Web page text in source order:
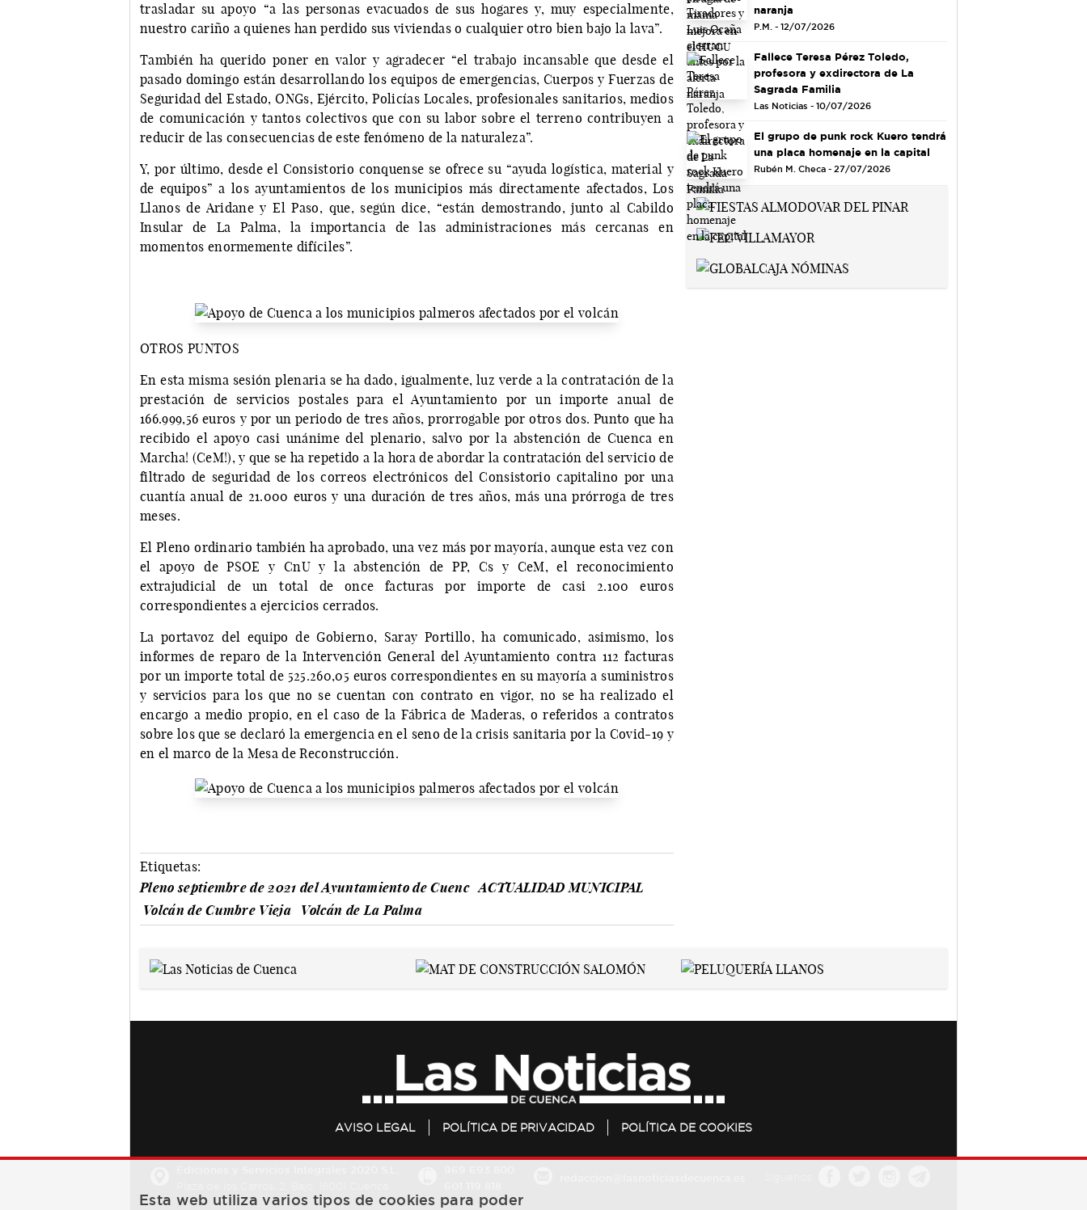
trasladar su apoyo “a las personas evacuados de sus hogares y, muy especialmente,
nuestro cariño a quienes han perdido sus viviendas o cualquier otro bien bajo la lava”.
También ha querido poner en valor y agradecer “el trabajo incansable que desde el
pasado domingo están desarrollando los equipos de emergencias, Cuerpos y Fuerzas de
Seguridad del Estado, ONGs, Ejército, Policías Locales, profesionales sanitarios, medios
de comunicación y tantos colectivos que con su labor sobre el terreno contribuyen a
reducir de las consecuencias de este fenómeno de la naturaleza”.
Y, por último, desde el Consistorio conquense se ofrece su “ayuda logística, material y
de equipos” a los ayuntamientos de los municipios más directamente afectados, Los
Llanos de Aridane y El Paso, que, según dice, “están demostrando, junto al Cabildo
Insular de La Palma, la importancia de las administraciones más cercanas en
momentos enormemente difíciles”.
OTROS PUNTOS
En esta misma sesión plenaria se ha dado, igualmente, luz verde a la contratación de la
prestación de servicios postales para el Ayuntamiento por un importe anual de
166.999,56 euros y por un periodo de tres años, prorrogable por otros dos. Punto que ha
recibido el apoyo casi unánime del plenario, salvo por la abstención de Cuenca en
Marcha! (CeM!), y que se ha repetido a la hora de abordar la contratación del servicio de
filtrado de seguridad de los correos electrónicos del Consistorio capitalino por una
cuantía anual de 21.000 euros y una duración de tres años, más una prórroga de tres
meses.
El Pleno ordinario también ha aprobado, una vez más por mayoría, aunque esta vez con
el apoyo de PSOE y CnU y la abstención de PP, Cs y CeM, el reconocimiento
extrajudicial de un total de once facturas por importe de casi 2.100 euros
correspondientes a ejercicios cerrados.
La portavoz del equipo de Gobierno, Saray Portillo, ha comunicado, asimismo, los
informes de reparo de la Intervención General del Ayuntamiento contra 112 facturas
por un importe total de 525.260,05 euros correspondientes en su mayoría a suministros
y servicios para los que no se cuentan con contrato en vigor, no se ha realizado el
encargo a medio propio, en el caso de la Fábrica de Maderas, o referidos a contratos
sobre los que se declaró la emergencia en el seno de la crisis sanitaria por la Covid-19 y
en el marco de la Mesa de Reconstrucción.
Etiquetas:
Pleno septiembre de 2021 del Ayuntamiento de Cuenc
ACTUALIDAD MUNICIPAL
Volcán de Cumbre Vieja
Volcán de La Palma
naranja
P.M. - 12/07/2026
Fallece Teresa Pérez Toledo,
profesora y exdirectora de La
Sagrada Familia
Las Noticias - 10/07/2026
El grupo de punk rock Kuero tendrá
una placa homenaje en la capital
Rubén M. Checa - 27/07/2026
AVISO LEGAL POLÍTICA DE PRIVACIDAD POLÍTICA DE COOKIES
Esta web utiliza varios tipos de cookies para poder